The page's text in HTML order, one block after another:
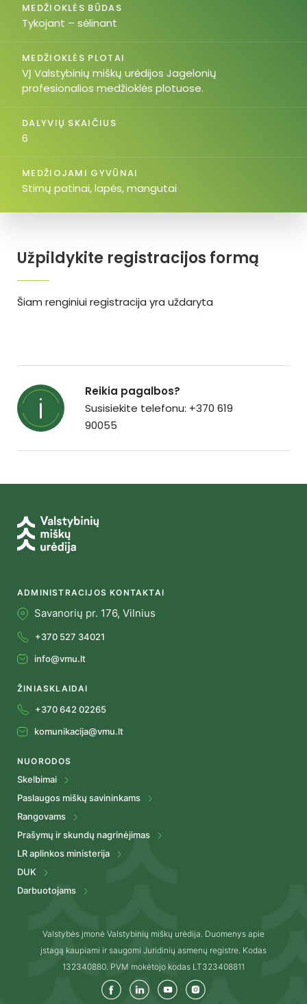
Užpildykite registracijos formą
Šiam renginiui registracija yra uždaryta
MEDŽIOKLĖS BŪDAS
Tykojant – sėlinant
MEDŽIOKLĖS PLOTAI
VĮ Valstybinių miškų urėdijos Jagelonių
profesionalios medžioklės plotuose.
DALYVIŲ SKAIČIUS
6
MEDŽIOJAMI GYVŪNAI
Stirnų patinai, lapės, mangutai
Reikia pagalbos?
Susisiekite telefonu: +370 619
90055
ADMINISTRACIJOS KONTAKTAI
Savanorių pr. 176, Vilnius
+370 527 34021
info@vmu.lt
ŽINIASKLAIDAI
+370 642 02265
komunikacija@vmu.lt
NUORODOS
Skelbimai
Paslaugos miškų savininkams
Rangovams
Prašymų ir skundų nagrinėjimas
LR aplinkos ministerija
DUK
Darbuotojams
Valstybės įmonė Valstybinių miškų urėdija. Duomenys apie
įstagą kaupiami ir saugomi Juridinių asmenų registre. Kodas
132340880. PVM mokėtojo kodas LT323408811